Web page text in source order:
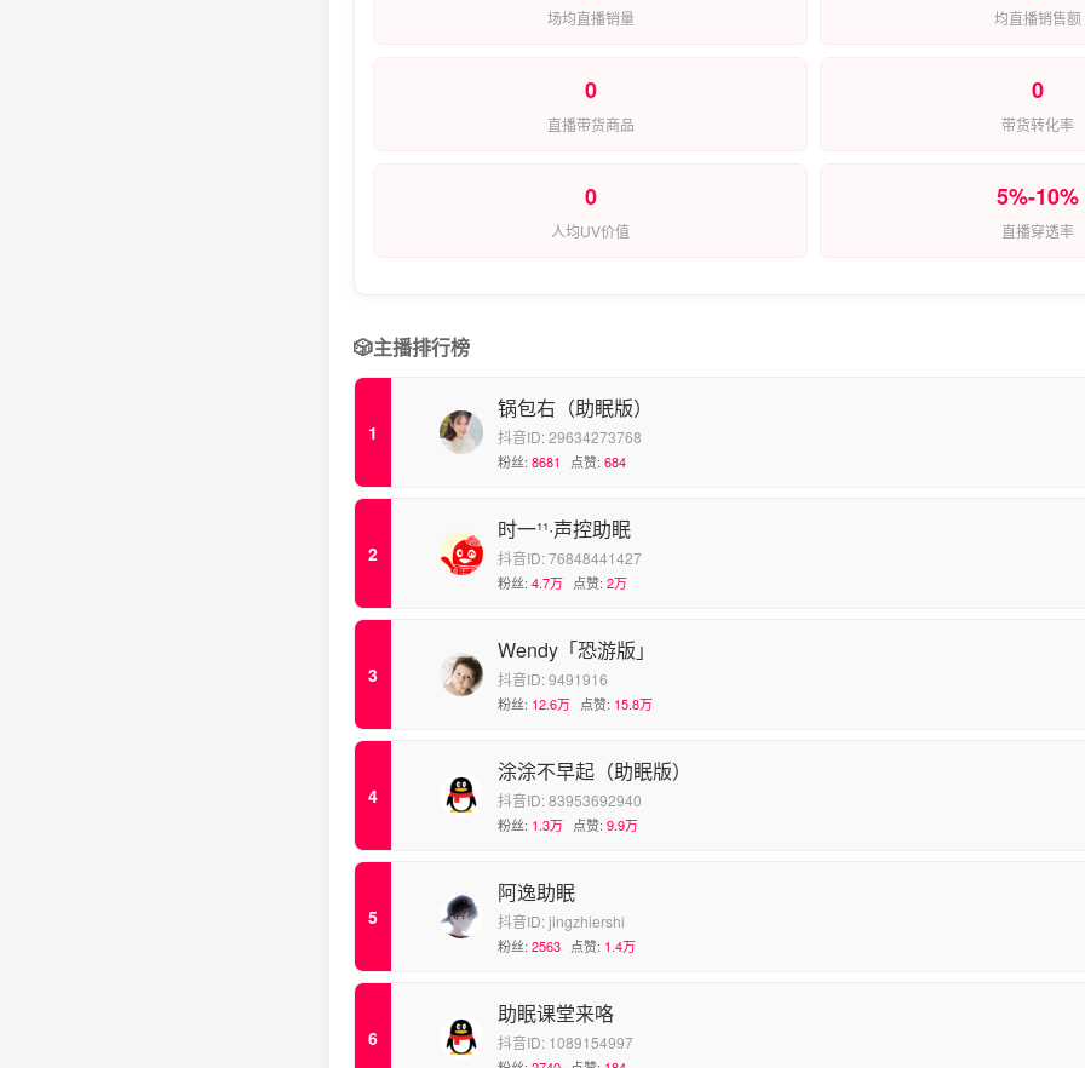
场均直播销量 均直播销售额
0
直播带货商品
0
带货转化率
0
人均UV价值
5%-10%
直播穿透率
🎲主播排行榜
锅包右（助眠版）
抖音ID:29634273768
粉丝: 8681 点赞: 684
时一¹¹·声控助眠
抖音ID:76848441427
粉丝: 4.7万 点赞: 2万
Wendy「恐游版」
抖音ID:9491916
粉丝: 12.6万 点赞: 15.8万
涂涂不早起（助眠版）
抖音ID:83953692940
粉丝: 1.3万 点赞: 9.9万
阿逸助眠
抖音ID:jingzhiershi
粉丝: 2563 点赞: 1.4万
助眠课堂来咯
抖音ID: 1089154997